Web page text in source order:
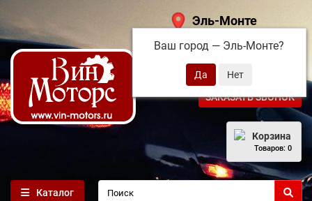
Эль-Монте
Ваш город — Эль-Монте?
+7 (495) 108-68-71
ЗАКАЗАТЬ ЗВОНОК
Корзина
Товаров: 0
Каталог